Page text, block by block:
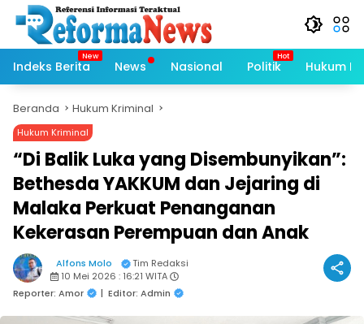
Langsung
konten
Indeks Berita
News Nasional Politik Hukum
Beranda Hukum Kriminal
Hukum Kriminal
“Di Balik Luka yang Disembunyikan”:
Bethesda YAKKUM dan Jejaring di
Malaka Perkuat Penanganan
Kekerasan Perempuan dan Anak
Alfons Molo
Tim Redaksi
10 Mei 2026 : 16:21 WITA
Reporter: Amor
| Editor: Admin